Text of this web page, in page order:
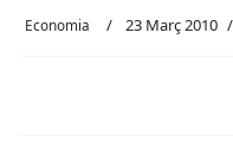
Economia 23 Març 2010